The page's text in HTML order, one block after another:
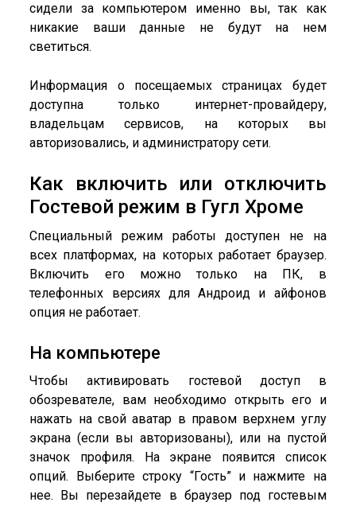
сидели за компьютером именно вы, так как
никакие ваши данные не будут на нем
светиться.
Информация о посещаемых страницах будет
доступна только интернет-провайдеру,
владельцам сервисов, на которых вы
авторизовались, и администратору сети.
Как включить или отключить
Гостевой режим в Гугл Хроме
Специальный режим работы доступен не на
всех платформах, на которых работает браузер.
Включить его можно только на ПК, в
телефонных версиях для Андроид и айфонов
опция не работает.
На компьютере
Чтобы активировать гостевой доступ в
обозревателе, вам необходимо открыть его и
нажать на свой аватар в правом верхнем углу
экрана (если вы авторизованы), или на пустой
значок профиля. На экране появится список
опций. Выберите строку “Гость” и нажмите на
нее. Вы перезайдете в браузер под гостевым